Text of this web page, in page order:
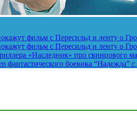
фильм с Пересильд и ленту о
фильм с Пересильд и ленту о
«Наследник» про свинцового
фантастического боевика “Надежда”